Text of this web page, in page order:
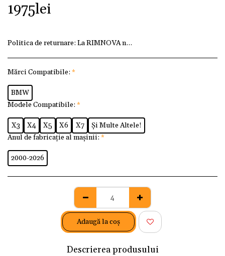
1975lei
Politica de returnare: La RIMNOVA ne dorim ca fiecare
Mărci Compatibile: *
BMW
Modele Compatibile: *
X3 X4 X5 X6 X7
Și Multe Altele!
Anul de fabricație al mașinii: *
2000-2026
Adaugă la coş
Descrierea produsului